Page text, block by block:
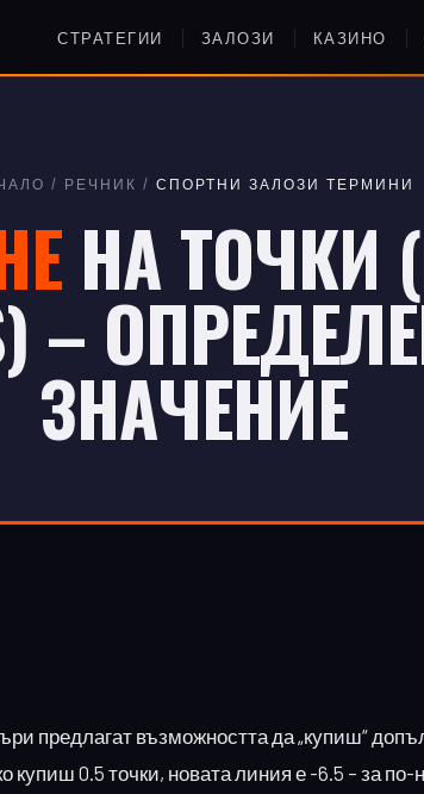
СТРАТЕГИИ ЗАЛОЗИ КАЗИНО
/ РЕЧНИК / СПОРТНИ ЗАЛОЗИ ТЕРМИНИ
НА ТОЧКИ
–
ЗНАЧЕНИЕ
предлагат възможността да „купиш“
0.5 точки, новата линия е -6.5 – за по-